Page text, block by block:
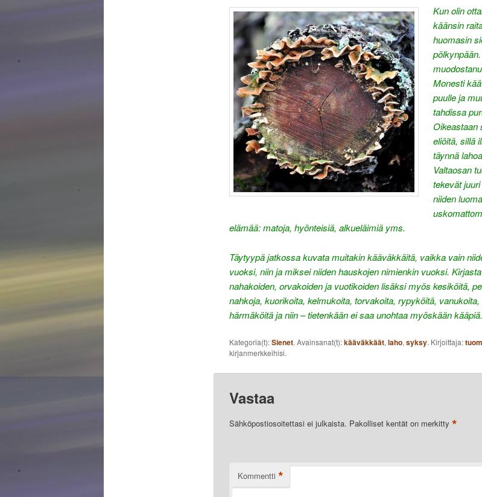
Kun olin
käänsin
huomasin
Monesti
puulle ja
tahdissa
Oikeastaan
eliöitä, sillä
täynnä
Valtaosan
tekevät
niiden
elämää: matoja, hyönteisiä, alkueläimiä yms.
Täytyypä jatkossa kuvata muitakin kääväkkäitä, vaikka vain
vuoksi, niin ja miksei niiden hauskojen nimienkin vuoksi.
nahakoiden, orvakoiden ja vuotikoiden lisäksi myös kesiköitä,
nahkoja, kuorikoita, kelmukoita, torvakoita, rypyköitä,
härmäköitä ja niin – tietenkään ei saa unohtaa myöskään
Kategoria(t):Sienet. Avainsanat(t):kääväkkäät, laho, syksy. Kirjoittaja:
kirjanmerkkeihisi.
Vastaa
Sähköpostiosoitettasi ei julkaista. Pakolliset kentät on merkitty *
Kommentti *